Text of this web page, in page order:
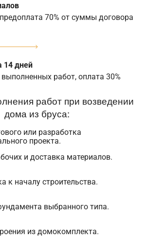
70% от суммы договора
14 дней
работ, оплата 30%
работ при возведении
дома из бруса:
или разработка
проекта.
и доставка материалов.
к началу строительства.
выбранного типа.
из домокомплекта.